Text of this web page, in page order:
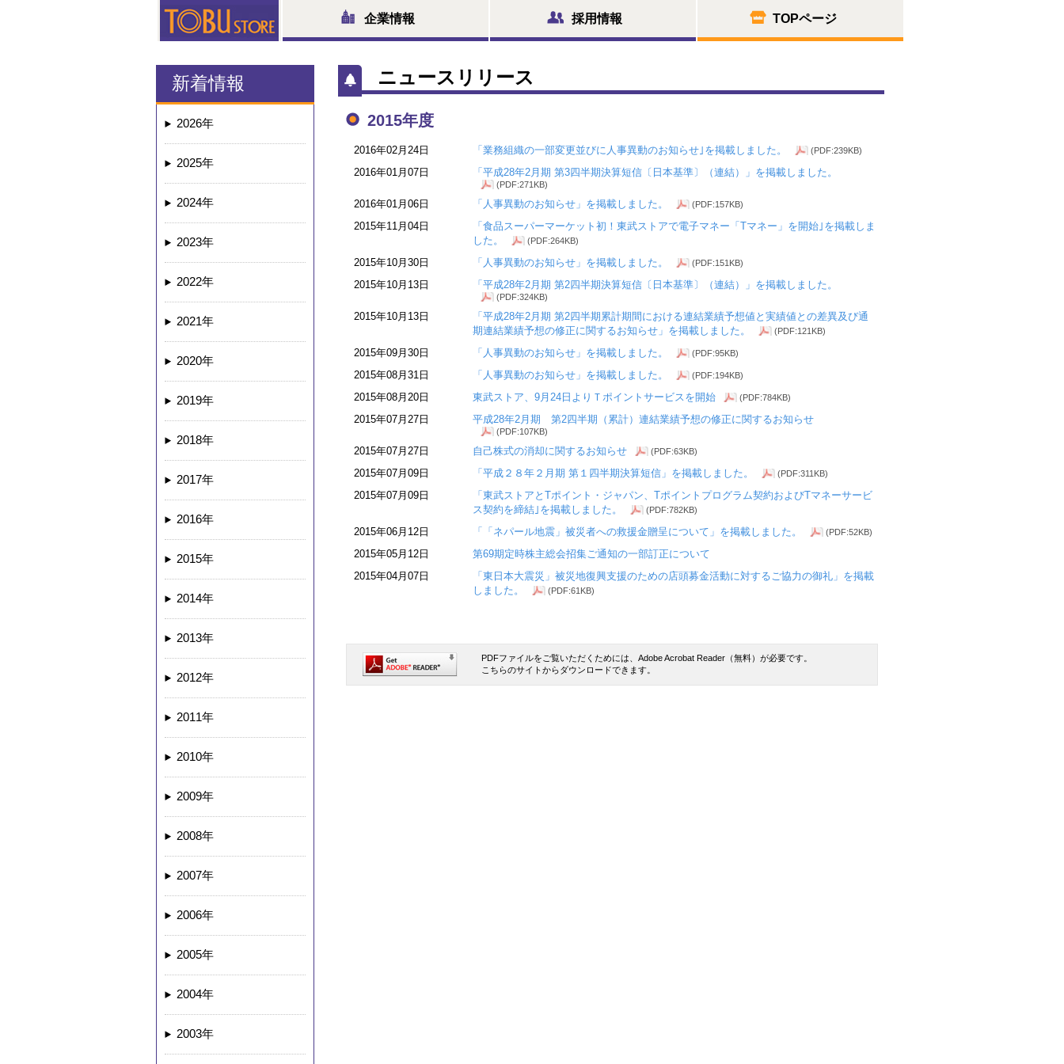
企業情報 採用情報 TOPページ
新着情報
2026年
2025年
2024年
2023年
2022年
2021年
2020年
2019年
2018年
2017年
2016年
2015年
2014年
2013年
2012年
2011年
2010年
2009年
2008年
2007年
2006年
2005年
2004年
2003年
ニュースリリース
2015年度
2016年02月24日 「業務組織の一部変更並びに人事異動のお知らせ｣を掲載しました。 (PDF:239KB)
2016年01月07日 「平成28年2月期 第3四半期決算短信〔日本基準〕（連結）」を掲載しました。
(PDF:271KB)
2016年01月06日 「人事異動のお知らせ」を掲載しました。 (PDF:157KB)
2015年11月04日
「食品スーパーマーケット初！東武ストアで電子マネー「Tマネー」を開始｣を掲載しま
した。
(PDF:264KB)
2015年10月30日 「人事異動のお知らせ」を掲載しました。 (PDF:151KB)
2015年10月13日 「平成28年2月期 第2四半期決算短信〔日本基準〕（連結）」を掲載しました。
(PDF:324KB)
2015年10月13日
「平成28年2月期 第2四半期累計期間における連結業績予想値と実績値との差異及び通
期連結業績予想の修正に関するお知らせ」を掲載しました。
(PDF:121KB)
2015年09月30日 「人事異動のお知らせ」を掲載しました。 (PDF:95KB)
2015年08月31日 「人事異動のお知らせ」を掲載しました。 (PDF:194KB)
2015年08月20日 東武ストア、9月24日よりＴポイントサービスを開始 (PDF:784KB)
2015年07月27日 平成28年2月期 第2四半期（累計）連結業績予想の修正に関するお知らせ
(PDF:107KB)
2015年07月27日 自己株式の消却に関するお知らせ (PDF:63KB)
2015年07月09日 「平成２８年２月期 第１四半期決算短信」を掲載しました。 (PDF:311KB)
2015年07月09日
「東武ストアとTポイント・ジャパン、Tポイントプログラム契約およびTマネーサービ
ス契約を締結｣を掲載しました。
(PDF:782KB)
2015年06月12日 「「ネパール地震」被災者への救援金贈呈について」を掲載しました。 (PDF:52KB)
2015年05月12日
第69期定時株主総会招集ご通知の一部訂正について
2015年04月07日
「東日本大震災」被災地復興支援のための店頭募金活動に対するご協力の御礼」を掲載
しました。
(PDF:61KB)
PDFファイルをご覧いただくためには、Adobe Acrobat Reader（無料）が必要です。
こちらのサイトからダウンロードできます。